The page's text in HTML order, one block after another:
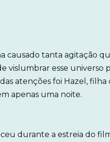
causado tanta agitação
vislumbrar esse universo
atenções foi Hazel,
apenas uma noite.
durante a estreia do